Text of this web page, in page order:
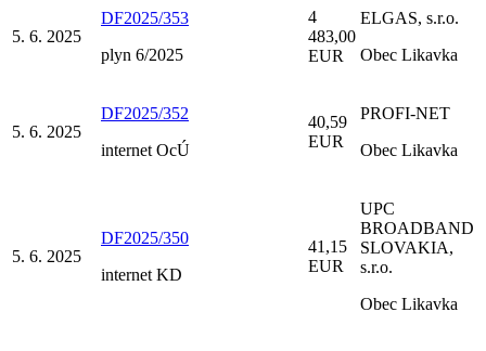
5. 6. 2025
DF2025/353
plyn 6/2025
4
483,00
EUR
ELGAS, s.r.o.
Obec Likavka
5. 6. 2025
DF2025/352
internet OcÚ
40,59
EUR
PROFI-NET
Obec Likavka
5. 6. 2025
DF2025/350
internet KD
41,15
EUR
UPC
BROADBAND
SLOVAKIA,
s.r.o.
Obec Likavka